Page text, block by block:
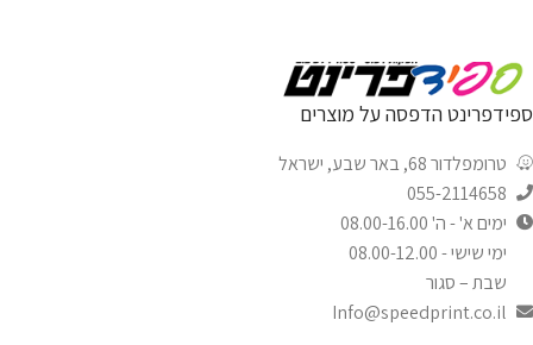
ספידפרינט הדפסה על מוצרים
טרומפלדור 68, באר שבע, ישראל
055-2114658
ימים א' - ה' 08.00-16.00
ימי שישי - 08.00-12.00
שבת – סגור
Info@speedprint.co.il